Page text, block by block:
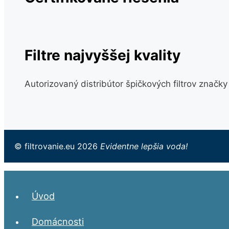
Filtre najvyššej kvality
Autorizovaný distribútor špičkových filtrov
© filtrovanie.eu 2026 Evidentne lepšia voda!
Úvod
Domácnosti